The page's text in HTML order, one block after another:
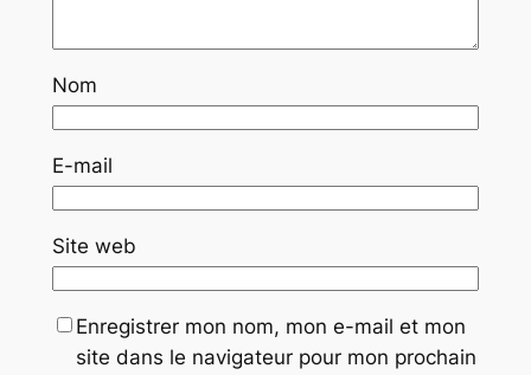
Nom
E-mail
Site web
Enregistrer mon nom, mon e-mail et mon
site dans le navigateur pour mon prochain